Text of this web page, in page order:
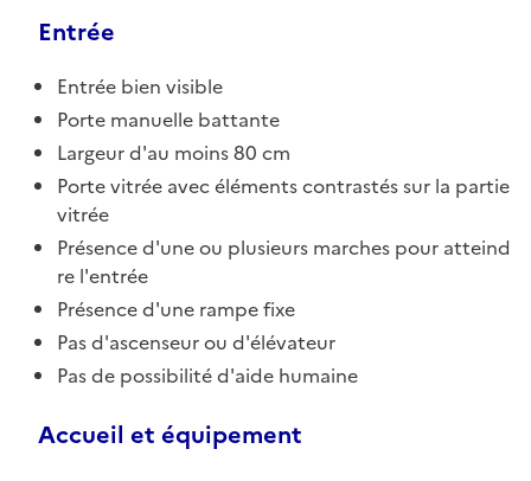
Entrée
Entrée bien visible
Porte manuelle battante
Largeur d'au moins 80 cm
Porte vitrée avec éléments contrastés sur la partie
vitrée
Présence d'une ou plusieurs marches pour atteind
re l'entrée
Présence d'une rampe fixe
Pas d'ascenseur ou d'élévateur
Pas de possibilité d'aide humaine
Accueil et équipement